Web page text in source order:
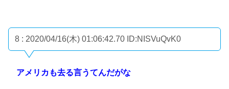
8 : 2020/04/16(木) 01:06:42.70 ID:NISVuQvK0
アメリカも去る言うてんだがな